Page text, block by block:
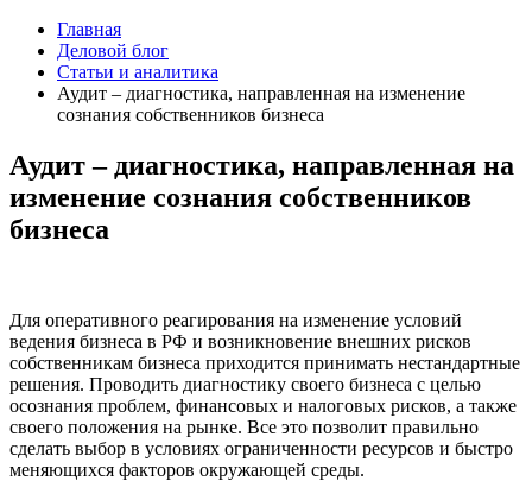
Главная
Деловой блог
Статьи и аналитика
Аудит – диагностика, направленная на изменение
сознания собственников бизнеса
Аудит – диагностика, направленная на
изменение сознания собственников
бизнеса
Для оперативного реагирования на изменение условий
ведения бизнеса в РФ и возникновение внешних рисков
собственникам бизнеса приходится принимать нестандартные
решения. Проводить диагностику своего бизнеса с целью
осознания проблем, финансовых и налоговых рисков, а также
своего положения на рынке. Все это позволит правильно
сделать выбор в условиях ограниченности ресурсов и быстро
меняющихся факторов окружающей среды.